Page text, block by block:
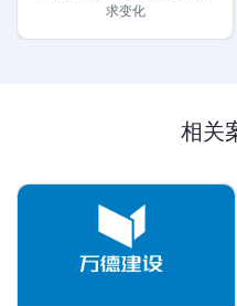
求变化
相关